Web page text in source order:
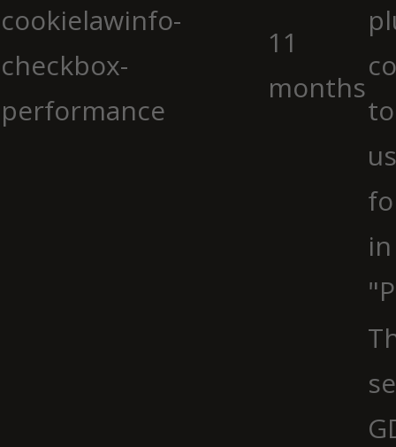
cookielawinfo-
checkbox-
performance
11
months